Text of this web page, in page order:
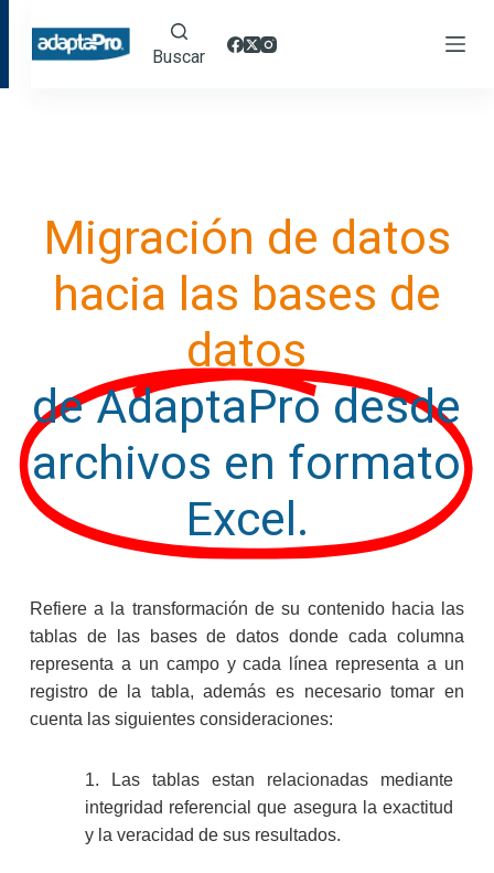
Buscar
Migración de datos
hacia las bases de
datos
de AdaptaPro desde
archivos en formato
Excel.
Refiere a la transformación de su contenido hacia las
tablas de las bases de datos donde cada columna
representa a un campo y cada línea representa a un
registro de la tabla, además es necesario tomar en
cuenta las siguientes consideraciones:
1. Las tablas estan relacionadas mediante
integridad referencial que asegura la exactitud
y la veracidad de sus resultados.